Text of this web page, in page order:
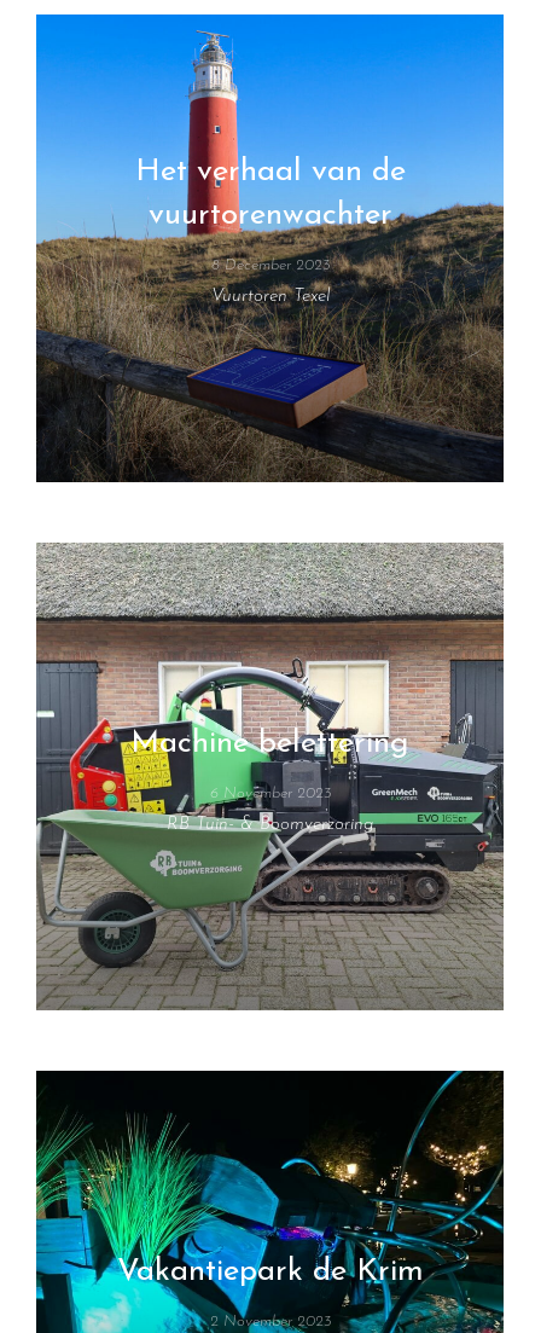
Het verhaal van de
vuurtorenwachter
8 December 2023
Vuurtoren Texel
Machine belettering
6 November 2023
RB Tuin- & Boomverzoring
Vakantiepark de Krim
2 November 2023